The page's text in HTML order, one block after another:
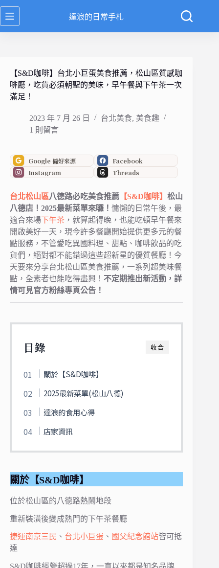
跳
至
達浪的日常手札
【S&D咖啡】台北小巨蛋美食推薦，松山區質感咖
啡廳，吃貨必須朝聖的美味，早午餐與下午茶一次
滿足！
2023 年 7 月 26 日 台北美食, 美食趣
1 則留言
Google 偏好來源
Facebook
Instagram
Threads
台北松山區八德路必吃美食推薦 【S&D咖啡】 松山
八德店！2025最新菜單來囉！ 慵懶的日常午後，最
適合來場下午茶 ，就算起得晚，也能吃頓早午餐來
開啟美好一天，現今許多餐廳開始提供更多元的餐
點服務，不管愛吃異國料理、甜點、咖啡飲品的吃
貨們，絕對都不能錯過這些超新星的優質餐廳！今
天要來分享台北松山區美食推薦，一系列超美味餐
點，全素者也能吃得盡興！ 不定期推出新活動，詳
情可見官方粉絲專頁公告！
收合
目錄
關於【S&D咖啡】
2025最新菜單(松山八德)
達浪的食用心得
店家資訊
關於【S&D咖啡】
位於松山區的八德路熱鬧地段
重新裝潢後變成熱門的下午茶餐廳
捷運南京三民 、 台北小巨蛋 、 國父紀念館站皆可抵
達